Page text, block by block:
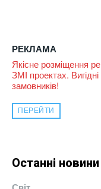
РЕКЛАМА
Якісне розміщення
ЗМІ проектах.
замовників!
ПЕРЕЙТИ
Останні новини